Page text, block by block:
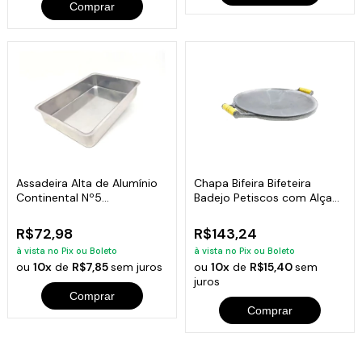
Comprar
Assadeira Alta de Alumínio
Continental Nº5
R$72,98
à vista no Pix ou Boleto
ou10x de R$7,85sem juros
Comprar
Chapa Bifeira Bifeteira
Badejo Petiscos com Alça
R$143,24
à vista no Pix ou Boleto
ou 10xde R$15,40sem
juros
Comprar